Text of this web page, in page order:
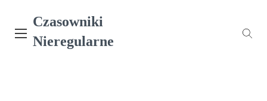
content
Czasowniki
Nieregularne